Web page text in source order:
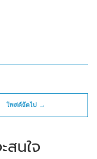
โพสต์ถัดไป →
นใจ